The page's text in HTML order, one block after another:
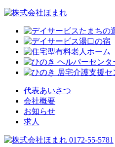
代表あいさつ
会社概要
お知らせ
求人
0172-55-5781